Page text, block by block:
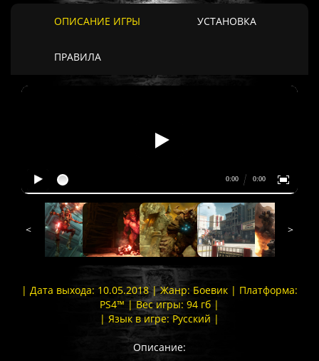
ОПИСАНИЕ ИГРЫ УСТАНОВКА
ПРАВИЛА
< >
| Дата выхода: 10.05.2018 | Жанр: Боевик | Платформа:
PS4™ | Вес игры: 94 гб |
| Язык в игре: Русский |
Описание: